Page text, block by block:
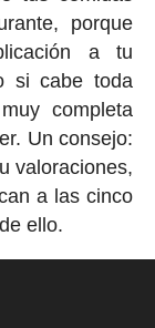
porque
a tu
si cabe toda
completa
Un consejo:
valoraciones,
a las cinco
ello.